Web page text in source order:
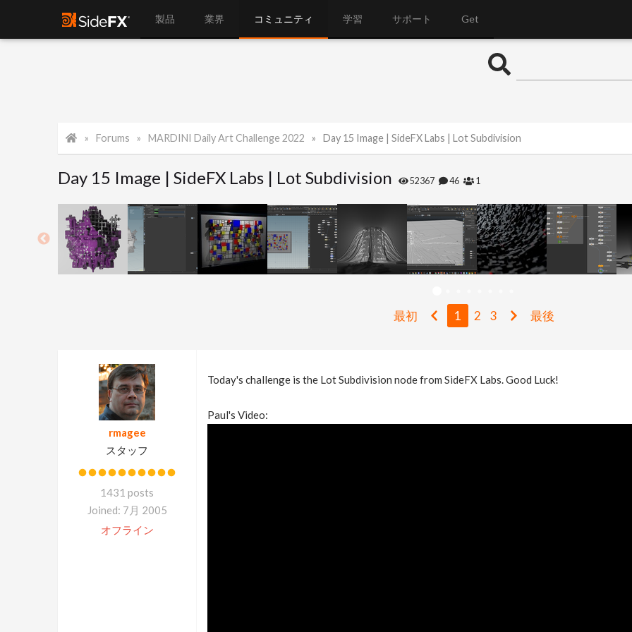
製品 業界 コミュニティ 学習 サポート Get
Forums MARDINI Daily Art Challenge 2022 Day 15 Image | SideFX Labs | Lot Subdivision
Day 15 Image | SideFX Labs | Lot Subdivision 52367 46 1
最初 1 2 3 最後
rmagee
スタッフ
1431 posts
Joined: 7月 2005
オフライン
Today's challenge is the Lot Subdivision node from SideFX Labs. Good Luck!
Paul's Video: